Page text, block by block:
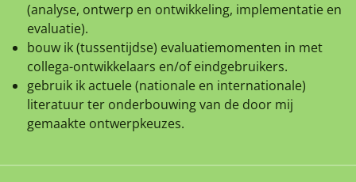
(analyse, ontwerp en ontwikkeling, implementatie en
evaluatie).
bouw ik (tussentijdse) evaluatiemomenten in met
collega-ontwikkelaars en/of eindgebruikers.
gebruik ik actuele (nationale en internationale)
literatuur ter onderbouwing van de door mij
gemaakte ontwerpkeuzes.